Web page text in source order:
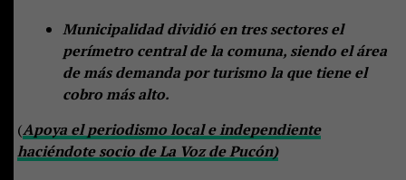
Municipalidad dividió en tres sectores el
perímetro central de la comuna, siendo el área
de más demanda por turismo la que tiene el
cobro más alto.
(Apoya el periodismo local e independiente
haciéndote socio de La Voz de Pucón)